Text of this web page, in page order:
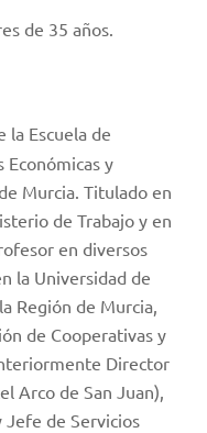
de 35 años.
la Escuela de
Económicas y
Murcia. Titulado en
de Trabajo y en
en diversos
la Universidad de
Región de Murcia,
de Cooperativas y
Director
Arco de San Juan),
Jefe de Servicios